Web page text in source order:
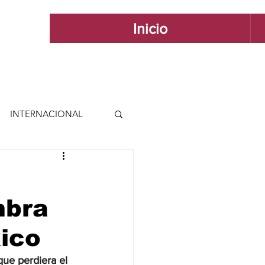
Inicio
INTERNACIONAL
INTERNACIONAL
ESTILO
perdiera el